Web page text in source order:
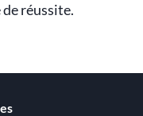
réussite.